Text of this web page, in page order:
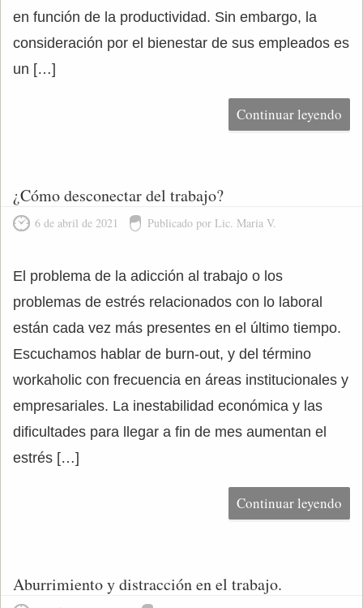
en función de la productividad. Sin embargo, la
consideración por el bienestar de sus empleados es
un […]
Continuar leyendo
¿Cómo desconectar del trabajo?
6 de abril de 2021 Publicado por Lic. Maria V.
El problema de la adicción al trabajo o los
problemas de estrés relacionados con lo laboral
están cada vez más presentes en el último tiempo.
Escuchamos hablar de burn-out, y del término
workaholic con frecuencia en áreas institucionales y
empresariales. La inestabilidad económica y las
dificultades para llegar a fin de mes aumentan el
estrés […]
Continuar leyendo
Aburrimiento y distracción en el trabajo.